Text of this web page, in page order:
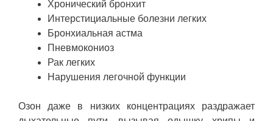
Хронический бронхит
Интерстициальные болезни легких
Бронхиальная астма
Пневмокониоз
Рак легких
Нарушения легочной функции
Озон даже в низких концентрациях раздражает